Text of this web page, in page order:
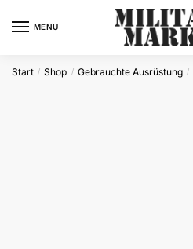
MENU
Start / Shop / Gebrauchte Ausrüstung /